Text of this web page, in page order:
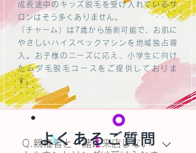
成長途中のキッズ脱毛を受け入れているサ
ロンはそう多くありません。
「チャーム」は7歳から施術可能で、お肌に
やさしいハイスペックマシンを地域独占導
入。お子様のニーズに応え、小学生に向け
たムダ毛脱毛コースをご提供しておりま
す。
よくあるご質問
Q.親権者と一緒に来店しない